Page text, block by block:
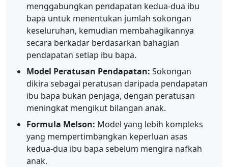
menggabungkan pendapatan kedua-dua ibu
bapa untuk menentukan jumlah sokongan
keseluruhan, kemudian membahagikannya
secara berkadar berdasarkan bahagian
pendapatan setiap ibu bapa.
Model Peratusan Pendapatan: Sokongan
dikira sebagai peratusan daripada pendapatan
ibu bapa bukan penjaga, dengan peratusan
meningkat mengikut bilangan anak.
Formula Melson: Model yang lebih kompleks
yang mempertimbangkan keperluan asas
kedua-dua ibu bapa sebelum mengira nafkah
anak.